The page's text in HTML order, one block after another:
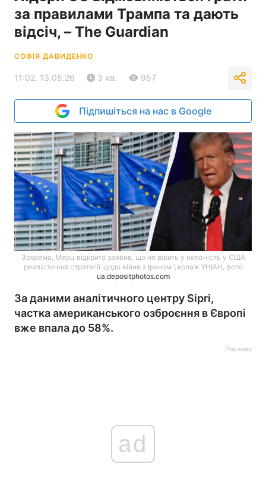
за правилами Трампа та дають
відсіч, – The Guardian
СОФІЯ ДАВИДЕНКО
11:02, 13.05.26 3 хв. 957
Підпишіться на нас в Google
Зокрема, Мерц відкрито заявив, що не вірить у наявність у США
реалістичної стратегії щодо війни з Іраном \ колаж УНІАН, фото
ua.depositphotos.com
За даними аналітичного центру Sipri,
частка американського озброєння в Європі
вже впала до 58%.
Реклама
ad